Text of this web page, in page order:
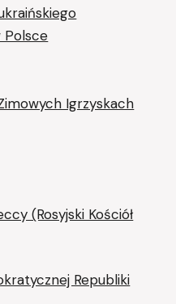
Polsce
Igrzyskach
(Rosyjski Kościół
Republiki